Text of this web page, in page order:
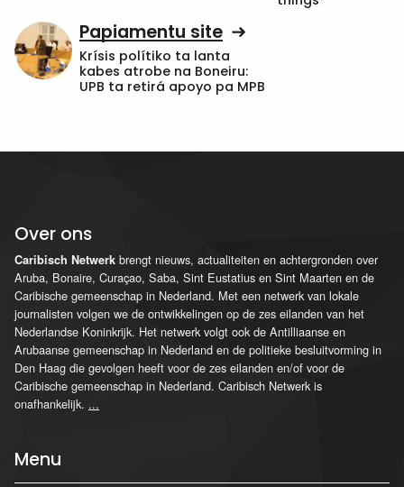
Papiamentu site
Krísis polítiko ta lanta
kabes atrobe na Boneiru:
UPB ta retirá apoyo pa MPB
Over ons
Caribisch Netwerk brengt nieuws, actualiteiten en achtergronden over
Aruba, Bonaire, Curaçao, Saba, Sint Eustatius en Sint Maarten en de
Caribische gemeenschap in Nederland. Met een netwerk van lokale
journalisten volgen we de ontwikkelingen op de zes eilanden van het
Nederlandse Koninkrijk. Het netwerk volgt ook de Antilliaanse en
Arubaanse gemeenschap in Nederland en de politieke besluitvorming in
Den Haag die gevolgen heeft voor de zes eilanden en/of voor de
Caribische gemeenschap in Nederland. Caribisch Netwerk is
onafhankelijk. ...
Menu